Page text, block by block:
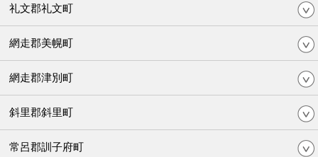
礼文郡礼文町
網走郡美幌町
網走郡津別町
斜里郡斜里町
常呂郡訓子府町